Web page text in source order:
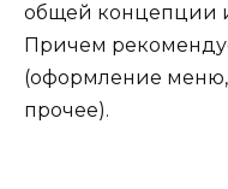
общей концепции
Причем
(оформление
прочее).